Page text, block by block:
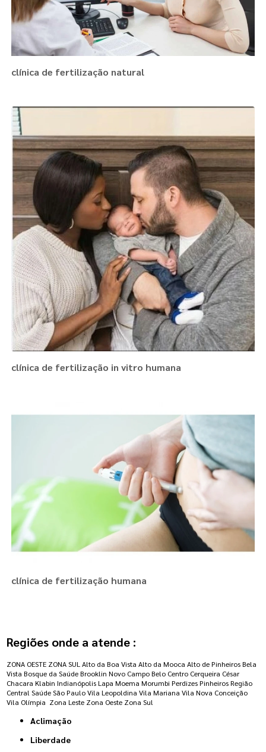
clínica de fertilização natural
clínica de fertilização in vitro humana
clínica de fertilização humana
Regiões onde a atende :
ZONA OESTE ZONA SUL Alto da Boa Vista Alto da Mooca Alto de Pinheiros Bela
Vista Bosque da Saúde Brooklin Novo Campo Belo Centro Cerqueira César
Chacara Klabin Indianópolis Lapa Moema Morumbi Perdizes Pinheiros Região
Central Saúde São Paulo Vila Leopoldina Vila Mariana Vila Nova Conceição
Vila Olímpia Zona Leste Zona Oeste Zona Sul
Aclimação
Liberdade